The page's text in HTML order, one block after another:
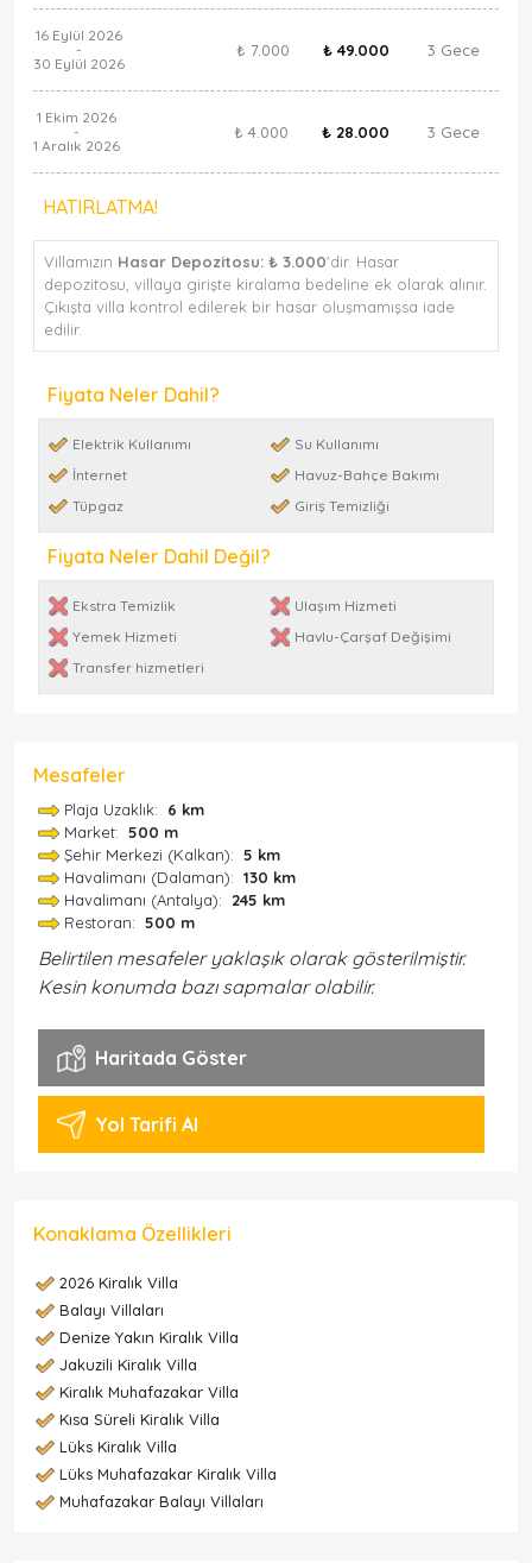
16 Eylül 2026
-
30 Eylül 2026
₺ 7.000 ₺ 49.000 3 Gece
1 Ekim 2026
-
1 Aralık 2026
₺ 4.000 ₺ 28.000 3 Gece
HATIRLATMA!
Villamızın Hasar Depozitosu: ₺ 3.000'dir. Hasar
depozitosu, villaya girişte kiralama bedeline ek olarak alınır.
Çıkışta villa kontrol edilerek bir hasar oluşmamışsa iade
edilir.
Fiyata Neler Dahil?
Elektrik Kullanımı
Su Kullanımı
İnternet
Havuz-Bahçe Bakımı
Tüpgaz
Giriş Temizliği
Fiyata Neler Dahil Değil?
Ekstra Temizlik
Ulaşım Hizmeti
Yemek Hizmeti
Havlu-Çarşaf Değişimi
Transfer hizmetleri
Mesafeler
Plaja Uzaklık: 6 km
Market: 500 m
Şehir Merkezi (Kalkan): 5 km
Havalimanı (Dalaman): 130 km
Havalimanı (Antalya): 245 km
Restoran: 500 m
Belirtilen mesafeler yaklaşık olarak gösterilmiştir.
Kesin konumda bazı sapmalar olabilir.
Haritada Göster
Yol Tarifi Al
Konaklama Özellikleri
2026 Kiralık Villa
Balayı Villaları
Denize Yakın Kiralık Villa
Jakuzili Kiralık Villa
Kiralık Muhafazakar Villa
Kısa Süreli Kiralık Villa
Lüks Kiralık Villa
Lüks Muhafazakar Kiralık Villa
Muhafazakar Balayı Villaları